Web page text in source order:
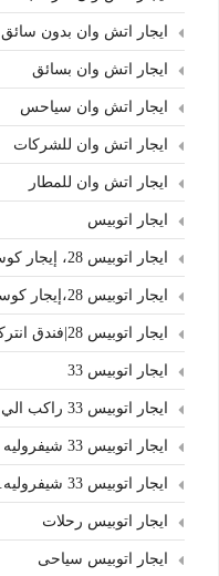
ايجار اتش وان بدون سائق
ايجار اتش وان بسائق
ايجار اتش وان سياحس
ايجار اتش وان للشركات
ايجار اتش وان للمطار
ايجار اتوبيس
ايجار اتوبيس 28، إيجار كوستر، ايجار ميكروباص
ايجار اتوبيس 28،إيجار كوستر،ايجار ميكروباص
ايجار اتوبيس 28|فندق انتركونتننتال
ايجار اتوبيس 33
ايجار اتوبيس 33 راكب الي وادي الريان
ايجار اتوبيس 33 شيفروليه
ايجار اتوبيس 33 شيفروليه.
ايجار اتوبيس رحلات
ايجار اتوبيس سياحى